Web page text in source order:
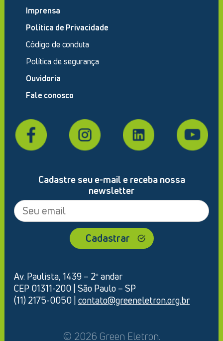
Imprensa
Política de Privacidade
Código de conduta
Política de segurança
Ouvidoria
Fale conosco
Cadastre seu e-mail e receba nossa
newsletter
Av. Paulista, 1439 – 2º andar
CEP 01311-200 | São Paulo – SP
(11) 2175-0050 | contato@greeneletron.org.br
© 2026 Green Eletron.